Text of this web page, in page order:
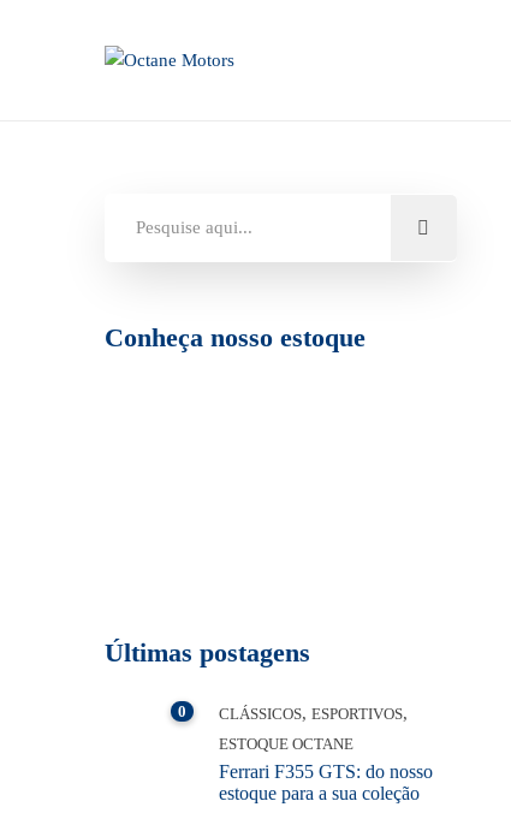
Conheça nosso estoque
Últimas postagens
0 CLÁSSICOS, ESPORTIVOS,
ESTOQUE OCTANE
Ferrari F355 GTS: do nosso
estoque para a sua coleção